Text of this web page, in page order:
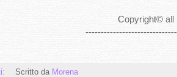
Copyright© all
Scritto da Morena